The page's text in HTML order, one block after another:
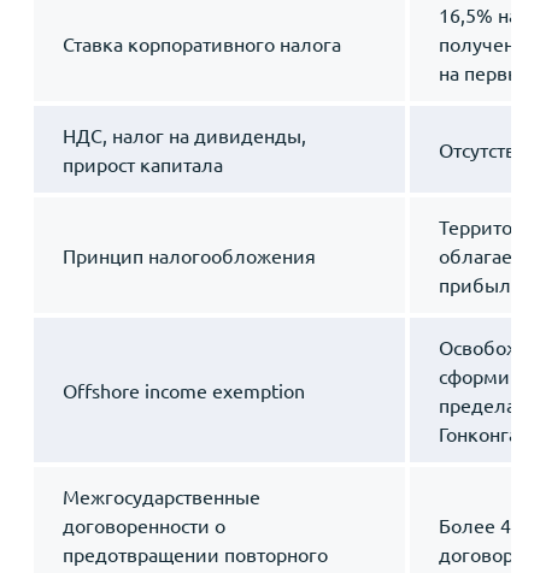
Ставка корпоративного налога
16,5% на
на первые
НДС, налог на дивиденды,
прирост капитала
Принцип налогообложения
прибыль
Offshore income exemption
Гонконга
Межгосударственные
договоренности о
предотвращении повторного
Более 40
договоров